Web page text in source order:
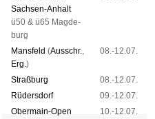
Sach­sen-An­halt
ü50 & ü65 Mag­de­
burg
Mans­feld (Aus­schr.,
Erg.)
08.-12.07.
Straß­burg
08.-12.07.
Rüders­dorf
09.-12.07.
Ober­main-Open
10.-12.07.